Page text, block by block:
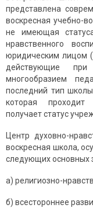
представлена
воскресная учебно-
не имеющая
нравственного
юридическим лицом
действующие при
многообразием
последний тип
которая проходит
получает статус
Центр духовно-
воскресная школа,
следующих основных
а) религиозно-
б) всестороннее